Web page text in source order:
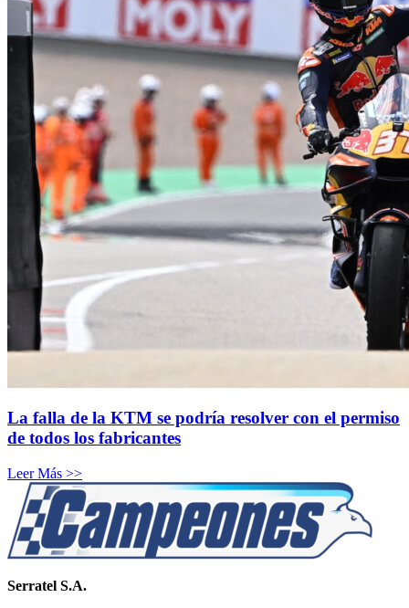
La falla de la KTM se podría resolver con el permiso
de todos los fabricantes
Leer Más >>
Serratel S.A.